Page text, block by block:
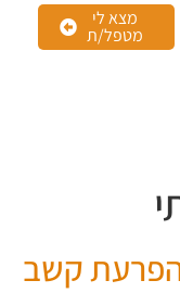
מצא לי
מטפל/ת
קשב